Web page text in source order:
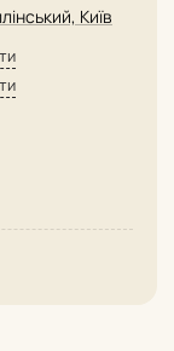
Київ